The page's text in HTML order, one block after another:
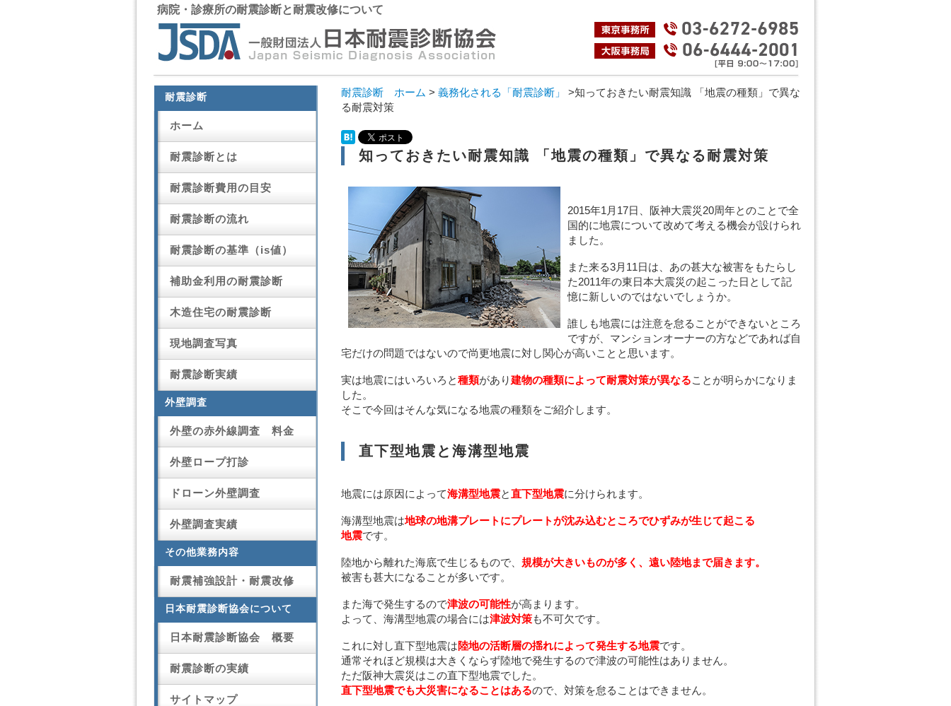
病院・診療所の耐震診断と耐震改修について
耐震診断 ホーム > 義務化される「耐震診断」
>知っておきたい耐震知識 「地震の種類」で異な
る耐震対策
知っておきたい耐震知識 「地震の種類」で異なる耐震対策
2015年1月17日、阪神大震災20周年とのことで全
国的に地震について改めて考える機会が設けられ
ました。
また来る3月11日は、あの甚大な被害をもたらし
た2011年の東日本大震災の起こった日として記
憶に新しいのではないでしょうか。
誰しも地震には注意を怠ることができないところ
ですが、マンションオーナーの方などであれば自
宅だけの問題ではないので尚更地震に対し関心が高いことと思います。
実は地震にはいろいろと種類があり建物の種類によって耐震対策が異なることが明らかになりま
した。
そこで今回はそんな気になる地震の種類をご紹介します。
直下型地震と海溝型地震
地震には原因によって海溝型地震と直下型地震に分けられます。
海溝型地震は地球の地溝プレートにプレートが沈み込むところでひずみが生じて起こる
地震です。
陸地から離れた海底で生じるもので、 規模が大きいものが多く、遠い陸地まで届きます。
被害も甚大になることが多いです。
また海で発生するので津波の可能性が高まります。
よって、海溝型地震の場合には津波対策も不可欠です。
これに対し直下型地震は陸地の活断層の揺れによって発生する地震です。
通常それほど規模は大きくならず陸地で発生するので津波の可能性はありません。
ただ阪神大震災はこの直下型地震でした。
直下型地震でも大災害になることはあるので、対策を怠ることはできません。
耐震診断
ホーム
耐震診断とは
耐震診断費用の目安
耐震診断の流れ
耐震診断の基準（is値）
補助金利用の耐震診断
木造住宅の耐震診断
現地調査写真
耐震診断実績
外壁調査
外壁の赤外線調査 料金
外壁ロープ打診
ドローン外壁調査
外壁調査実績
その他業務内容
耐震補強設計・耐震改修
日本耐震診断協会について
日本耐震診断協会 概要
耐震診断の実績
サイトマップ